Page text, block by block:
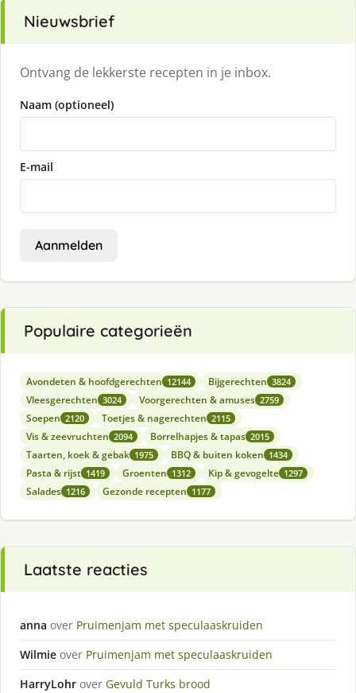
Nieuwsbrief
Ontvang de lekkerste recepten in je inbox.
Naam (optioneel)
E-mail
Aanmelden
Populaire categorieën
Avondeten & hoofdgerechten 12144 Bijgerechten 3824
Vleesgerechten 3024 Voorgerechten & amuses 2759
Soepen 2120 Toetjes & nagerechten 2115
Vis & zeevruchten 2094 Borrelhapjes & tapas 2015
Taarten, koek & gebak 1975 BBQ & buiten koken 1434
Pasta & rijst 1419 Groenten 1312 Kip & gevogelte 1297
Salades 1216 Gezonde recepten 1177
Laatste reacties
anna over Pruimenjam met speculaaskruiden
Wilmie over Pruimenjam met speculaaskruiden
HarryLohr over Gevuld Turks brood